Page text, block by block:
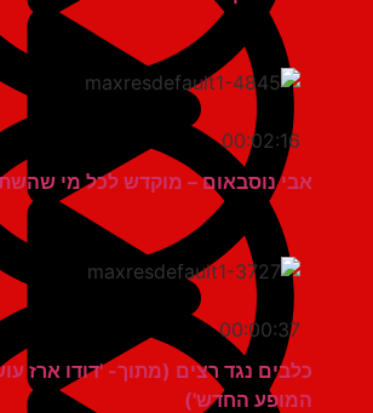
00:02:16
אבי נוסבאום – מוקדש לכל מי שהשתתף
00:00:37
כלבים נגד רצים (מתוך- 'דודו ארז עושה
המופע החדש')